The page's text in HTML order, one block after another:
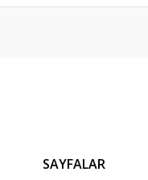
SAYFALAR